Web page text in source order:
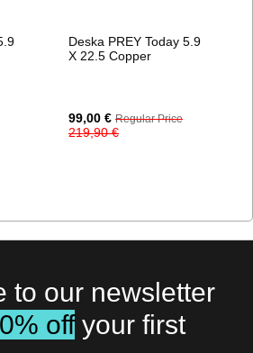
Deska PREY Today 5.9
X 22.5 Copper
Special
Price
99,00 € Regular Price
219,90 €
to our newsletter
off your first